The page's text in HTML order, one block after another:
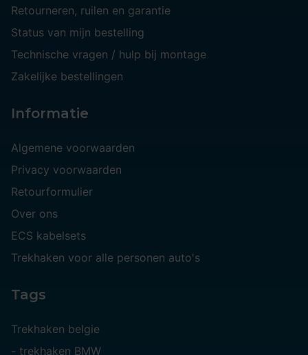
Retourneren, ruilen en garantie
Status van mijn bestelling
Technische vragen / hulp bij montage
Zakelijke bestellingen
Informatie
Algemene voorwaarden
Privacy voorwaarden
Retourformulier
Over ons
ECS kabelsets
Trekhaken voor alle personen auto's
Tags
Trekhaken belgie
- trekhaken BMW